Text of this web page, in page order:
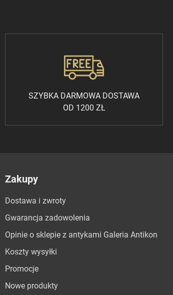
SZYBKA DARMOWA DOSTAWA
OD 1200 ZŁ
Zakupy
Dostawa i zwroty
Gwarancja zadowolenia
Opinie o sklepie z antykami Galeria Antikon
Koszty wysyłki
Promocje
Nowe produkty